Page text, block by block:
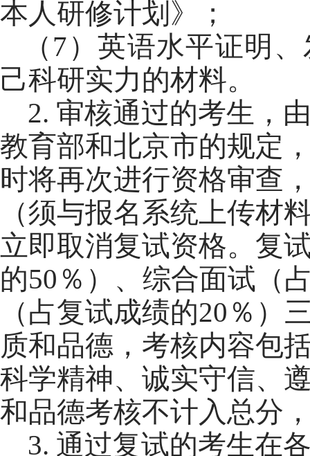
本人研修计划》；
（7）英语水平证明
己科研实力的材料。
2. 审核通过的考生，
教育部和北京市的规定
时将再次进行资格审查
（须与报名系统上传材
立即取消复试资格。 复
的50 ％）、综合面试（
（占复试成绩的20 ％）
质和品德，考核内容包
科学精神、诚实守信、
和品德考核不计入总分
3. 通过复试的考生在